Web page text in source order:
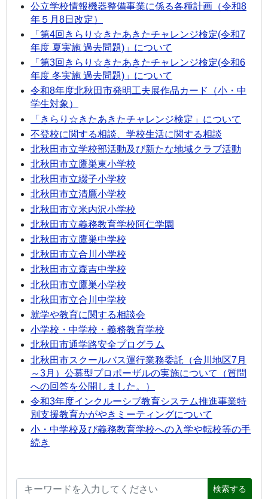
公立学校情報機器整備事業に係る各種計画（令和8
年５月8日改定）
「第4回きらり☆きたあきたチャレンジ検定(令和7
年度 夏実施 過去問題)」について
「第3回きらり☆きたあきたチャレンジ検定(令和6
年度 冬実施 過去問題)」について
令和8年度北秋田市発明工夫展作品カード（小・中
学生対象）
「きらり☆きたあきたチャレンジ検定」について
不登校に関する相談、学校生活に関する相談
北秋田市立学校部活動及び新たな地域クラブ活動
北秋田市立鷹巣東小学校
北秋田市立綴子小学校
北秋田市立清鷹小学校
北秋田市立米内沢小学校
北秋田市立義務教育学校阿仁学園
北秋田市立鷹巣中学校
北秋田市立合川小学校
北秋田市立森吉中学校
北秋田市立鷹巣小学校
北秋田市立合川中学校
就学や教育に関する相談会
小学校・中学校・義務教育学校
北秋田市通学路安全プログラム
北秋田市スクールバス運行業務委託（合川地区7月
～3月）公募型プロポーザルの実施について（質問
への回答を公開しました。）
令和3年度インクルーシブ教育システム推進事業特
別支援教育かがやきミーティングについて
小・中学校及び義務教育学校への入学や転校等の手
続き
検索する